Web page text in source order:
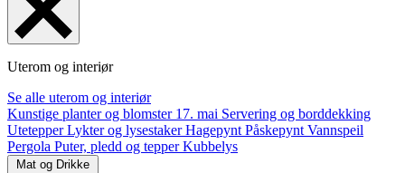
Uterom og interiør
Se alle uterom og interiør
Kunstige planter og blomster 17. mai Servering og borddekking
UtetepperLykter og lysestakerHagepynt Påskepynt Vannspeil
Pergola Puter, pledd og tepperKubbelys